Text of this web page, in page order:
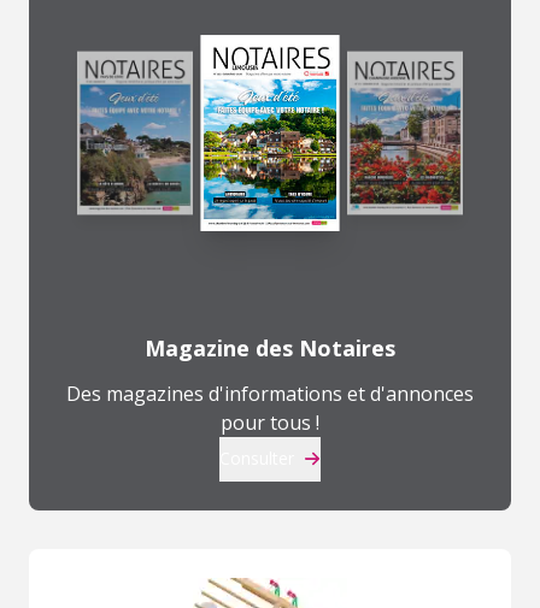
Magazine des Notaires
Des magazines d'informations et d'annonces
pour tous !